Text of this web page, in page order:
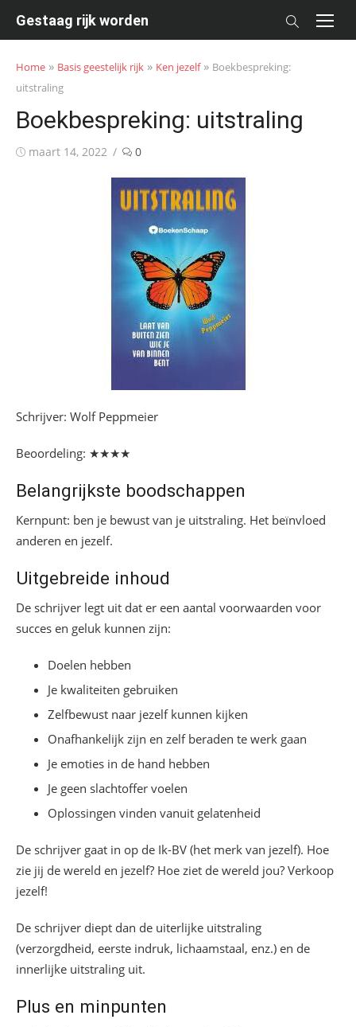
Gestaag rijk worden
Home » Basis geestelijk rijk » Ken jezelf» Boekbespreking:
uitstraling
Boekbespreking: uitstraling
Posted
maart 14, 2022 0
Schrijver: Wolf Peppmeier
Beoordeling: ★★★★
Belangrijkste boodschappen
Kernpunt: ben je bewust van je uitstraling. Het beïnvloed
anderen en jezelf.
Uitgebreide inhoud
De schrijver legt uit dat er een aantal voorwaarden voor
succes en geluk kunnen zijn:
Doelen hebben
Je kwaliteiten gebruiken
Zelfbewust naar jezelf kunnen kijken
Onafhankelijk zijn en zelf beraden te werk gaan
Je emoties in de hand hebben
Je geen slachtoffer voelen
Oplossingen vinden vanuit gelatenheid
De schrijver gaat in op de Ik-BV (het merk van jezelf). Hoe
zie jij de wereld en jezelf? Hoe ziet de wereld jou? Verkoop
jezelf!
De schrijver diept dan de uiterlijke uitstraling
(verzorgdheid, eerste indruk, lichaamstaal, enz.) en de
innerlijke uitstraling uit.
Plus en minpunten